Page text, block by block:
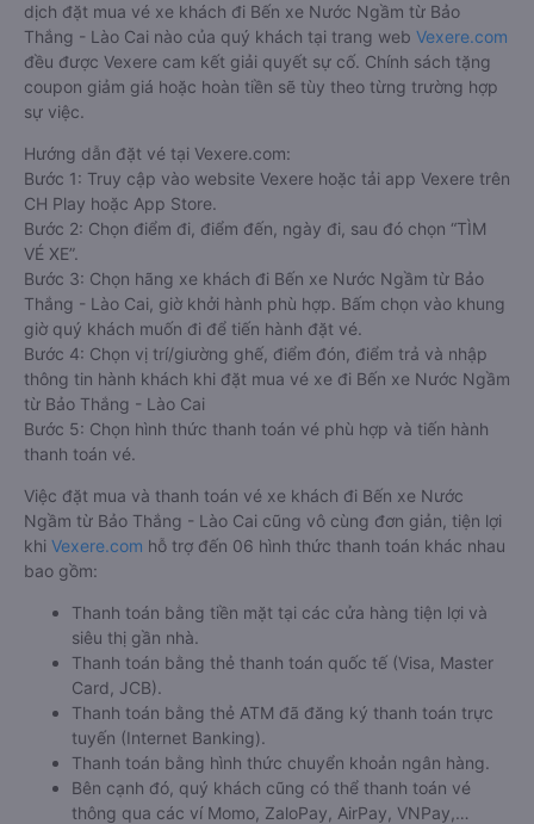
dịch đặt mua vé xe khách đi Bến xe Nước Ngầm từ Bảo
Thắng - Lào Cai nào của quý khách tại trang web Vexere.com
đều được Vexere cam kết giải quyết sự cố. Chính sách tặng
coupon giảm giá hoặc hoàn tiền sẽ tùy theo từng trường hợp
sự việc.
Hướng dẫn đặt vé tại Vexere.com:
Bước 1: Truy cập vào website Vexere hoặc tải app Vexere trên
CH Play hoặc App Store.
Bước 2: Chọn điểm đi, điểm đến, ngày đi, sau đó chọn “TÌM
VÉ XE”.
Bước 3: Chọn hãng xe khách đi Bến xe Nước Ngầm từ Bảo
Thắng - Lào Cai, giờ khởi hành phù hợp. Bấm chọn vào khung
giờ quý khách muốn đi để tiến hành đặt vé.
Bước 4: Chọn vị trí/giường ghế, điểm đón, điểm trả và nhập
thông tin hành khách khi đặt mua vé xe đi Bến xe Nước Ngầm
từ Bảo Thắng - Lào Cai
Bước 5: Chọn hình thức thanh toán vé phù hợp và tiến hành
thanh toán vé.
Việc đặt mua và thanh toán vé xe khách đi Bến xe Nước
Ngầm từ Bảo Thắng - Lào Cai cũng vô cùng đơn giản, tiện lợi
khi Vexere.com hỗ trợ đến 06 hình thức thanh toán khác nhau
bao gồm:
Thanh toán bằng tiền mặt tại các cửa hàng tiện lợi và
siêu thị gần nhà.
Thanh toán bằng thẻ thanh toán quốc tế (Visa, Master
Card, JCB).
Thanh toán bằng thẻ ATM đã đăng ký thanh toán trực
tuyến (Internet Banking).
Thanh toán bằng hình thức chuyển khoản ngân hàng.
Bên cạnh đó, quý khách cũng có thể thanh toán vé
thông qua các ví Momo, ZaloPay, AirPay, VNPay,…